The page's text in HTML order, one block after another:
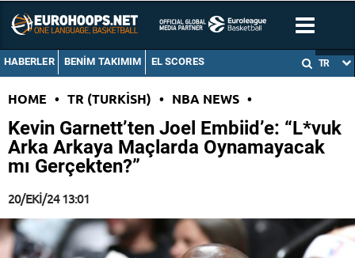
HABERLER BENIM TAKIMIM EL SCORES TR
HOME • TR (TURKISH) • NBA NEWS •
Kevin Garnett’ten Joel Embiid’e: “L*vuk
Arka Arkaya Maçlarda Oynamayacak
mı Gerçekten?”
20/EKI/24 13:01